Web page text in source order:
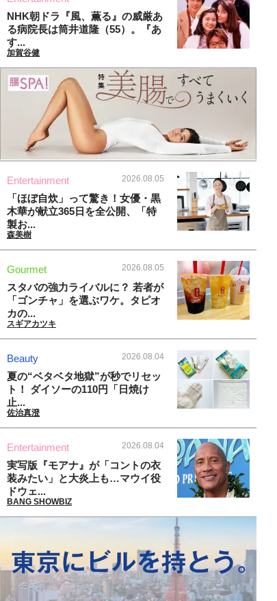
NHK朝ドラ『風、薫る』の威厳あ
る病院長は筒井道隆（55）。『あ
す...
加賀谷健
Entertainment 2026.08.05
「ほぼ自炊」って驚き！女優・黒
木華が献立365日を全公開、「特
製お...
森美樹
Gourmet 2026.08.05
スタバの強力ライバルに？ 若者が
「ゴンチャ」を選ぶワケ。タピオ
カの...
スギアカツキ
Beauty 2026.08.04
夏の“ベタベタ地獄”が秒でリセッ
ト！ ダイソーの110円「日焼け
止...
佐治真澄
Entertainment 2026.08.04
実写版『モアナ』が「コントの衣
装みたい」と大炎上も…マウイ役
ドウェ...
BANG SHOWBIZ